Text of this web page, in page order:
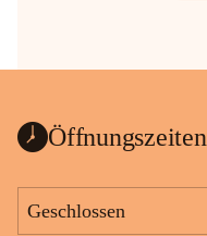
Öffnungszeiten
Geschlossen